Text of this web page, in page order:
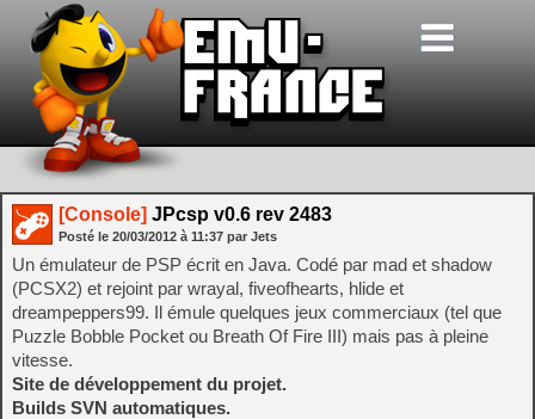
[Console] JPcsp v0.6 rev 2483
Posté le 20/03/2012 à 11:37 par Jets
Un émulateur de PSP écrit en Java. Codé par mad et shadow
(PCSX2) et rejoint par wrayal, fiveofhearts, hlide et
dreampeppers99. Il émule quelques jeux commerciaux (tel que
Puzzle Bobble Pocket ou Breath Of Fire III) mais pas à pleine
vitesse.
Site de développement du projet.
Builds SVN automatiques.